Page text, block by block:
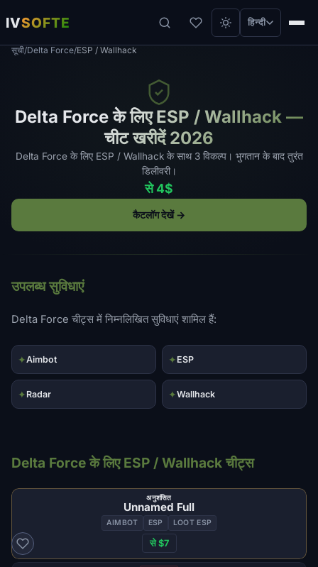
IVSOFTE हिन्दी
सूची/Delta Force/ESP / Wallhack
Delta Force के लिए ESP / Wallhack —
चीट खरीदें 2026
Delta Force के लिए ESP / Wallhack के साथ 3 विकल्प। भुगतान के बाद तुरंत
डिलीवरी।
से 4$
कैटलॉग देखें →
उपलब्ध सुविधाएं
Delta Force चीट्स में निम्नलिखित सुविधाएं शामिल हैं:
✦Aimbot ✦ ESP
✦ Radar ✦Wallhack
Delta Force के लिए ESP / Wallhack चीट्स
अनुशंसित
Unnamed Full
AIMBOT ESP LOOT ESP
से $7